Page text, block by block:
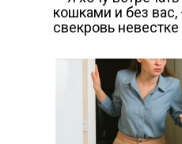
кошками и без вас,
свекровь невестке